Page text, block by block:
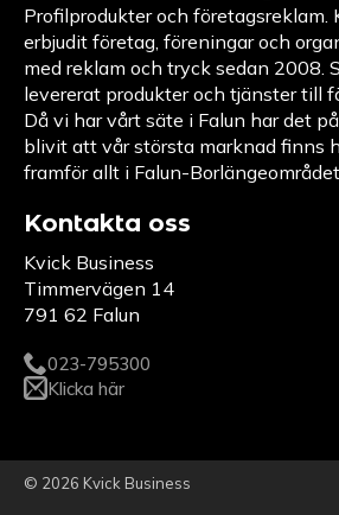
Profilprodukter och företagsreklam.
erbjudit företag, föreningar och
med reklam och tryck sedan 2008.
levererat produkter och tjänster till
Då vi har vårt säte i Falun har det
blivit att vår största marknad finns
framför allt i Falun-Borlängeområdet.
Kontakta oss
Kvick Business
Timmervägen 14
791 62 Falun
023-795300
Klicka här
© 2026 Kvick Business